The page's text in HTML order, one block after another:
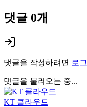
댓글 0개
댓글을 작성하려면 로
댓글을 불러오는 중...
KT 클라우드